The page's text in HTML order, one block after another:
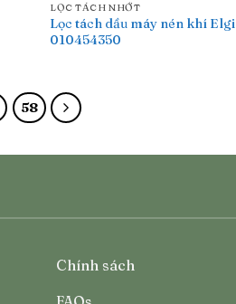
LỌC TÁCH NHỚT
Lọc tách dầu máy nén khí Elgi
010454350
58
Chính sách